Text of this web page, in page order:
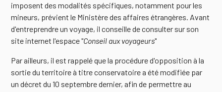
imposent des modalités spécifiques, notamment pour les
mineurs, prévient le Ministère des affaires étrangères. Avant
d'entreprendre un voyage, il conseille de consulter sur son
site internet l'espace "Conseil aux voyageurs"
Par ailleurs, il est rappelé que la procédure d'opposition à la
sortie du territoire à titre conservatoire a été modifiée par
un décret du 10 septembre dernier, afin de permettre au